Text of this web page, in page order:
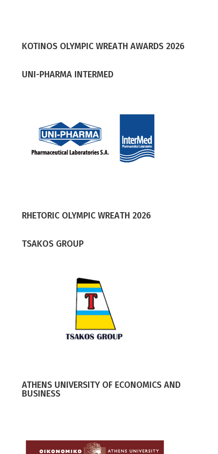
KOTINOS OLYMPIC WREΑTH AWARDS 2026
UNI-PHARMA INTERMED
RHETORIC OLYMPIC WREΑTH 2026
TSAKOS GROUP
ATHENS UNIVERSITY OF ECONOMICS AND
BUSINESS